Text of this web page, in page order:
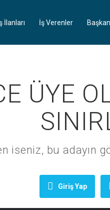
İlanları İş Verenler
ÜYE
iseniz, bu adayın
Giriş Yap